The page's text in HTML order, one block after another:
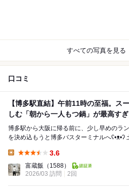
すべての写真を見る
口コミ
【博多駅直結】午前11時の至福。ス
しむ「朝から一人もつ鍋」が最高す
博多駅から大阪に帰る前に、少し早めの
を決め込もうと博多バスターミナルへʕ•ᴥ•ʔ 土曜日の11:00ちょうど、予
3.6
富蔵飯 （1588）
2026/03 訪問
2回